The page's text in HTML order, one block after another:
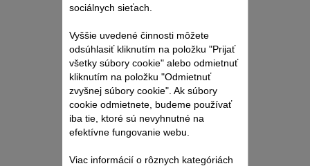
Produkt uz viac nieje k
sociálnych sieťach.
Vyššie uvedené činnosti môžete
odsúhlasiť kliknutím na položku "Prijať
všetky súbory cookie" alebo odmietnuť
kliknutím na položku "Odmietnuť
zvyšnej súbory cookie". Ak súbory
cookie odmietnete, budeme používať
iba tie, ktoré sú nevyhnutné na
efektívne fungovanie webu.
Viac informácií o rôznych kategóriách